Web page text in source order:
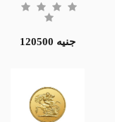
120500 جنيه